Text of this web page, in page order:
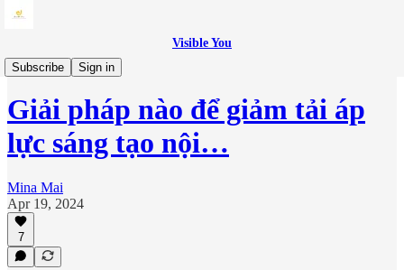
Visible You
Subscribe
Sign in
Guides
Giải pháp nào để giảm tải áp
lực sáng tạo nội…
Mina Mai
Apr 19, 2024
7